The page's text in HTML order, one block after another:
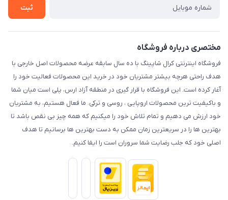
شرایط و قوانین
ثبت
مختصری درباره فروشگاه
فروشگاه اینترنتی کرال شاپینگ با ده سال سابقه عرضه محصولات اصل خارجی با
هدف راحتی هرچه بیشتر مشتریان خود در خرید این محصولات فعالیت خود را
آغار کرده است. این فروشگاه با قرار گیری در منطقه آزاد ارس، پلی است میان شما
و باکیفیت ترین محصولات اروپایی ، روسی و ترکی. ما فعال هستیم، به مشتریان
خود ارزش می دهیم و تمام تلاش خود را میکنیم که همه چیز بی نقص باشد تا
بهترین ها را در سریعترین زمان ممکن به دست بهترین ها برسانیم تا هدف
اصلی خود که جلب رضایت شما سروران است را ایفا کنیم.